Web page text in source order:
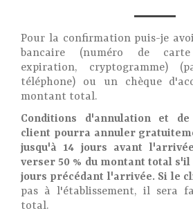
Pour la confirmation puis-je
bancaire (numéro de
expiration, cryptogramme)
téléphone) ou un chèque
montant total.
Conditions d'annulation et
client pourra annuler
jusqu'à 14 jours avant
verser 50 % du montant total s'il
jours précédant l'arrivée. Si le
pas à l'établissement, il sera
total.